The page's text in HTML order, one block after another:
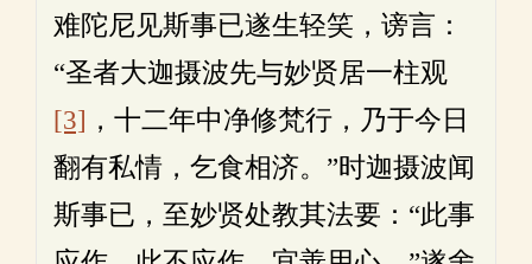
难陀尼见斯事已遂生轻笑，谤言：
“圣者大迦摄波先与妙贤居一柱观
[3] ，十二年中净修梵行，乃于今日
翻有私情，乞食相济。”时迦摄波闻
斯事已，至妙贤处教其法要：“此事